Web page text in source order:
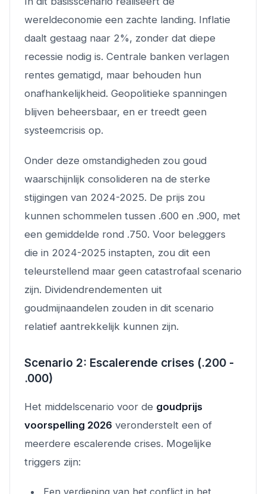
wereldeconomie een zachte landing. Inflatie
daalt gestaag naar 2%, zonder dat diepe
recessie nodig is. Centrale banken verlagen
rentes gematigd, maar behouden hun
onafhankelijkheid. Geopolitieke spanningen
blijven beheersbaar, en er treedt geen
systeemcrisis op.
Onder deze omstandigheden zou goud
waarschijnlijk consolideren na de sterke
stijgingen van 2024-2025. De prijs zou
kunnen schommelen tussen .600 en .900, met
een gemiddelde rond .750. Voor beleggers
die in 2024-2025 instapten, zou dit een
teleurstellend maar geen catastrofaal scenario
zijn. Dividendrendementen uit
goudmijnaandelen zouden in dit scenario
relatief aantrekkelijk kunnen zijn.
Scenario 2: Escalerende crises (.200 -
.000)
Het middelscenario voor de goudprijs
voorspelling 2026 veronderstelt een of
meerdere escalerende crises. Mogelijke
triggers zijn:
Een verdieping van het conflict in het